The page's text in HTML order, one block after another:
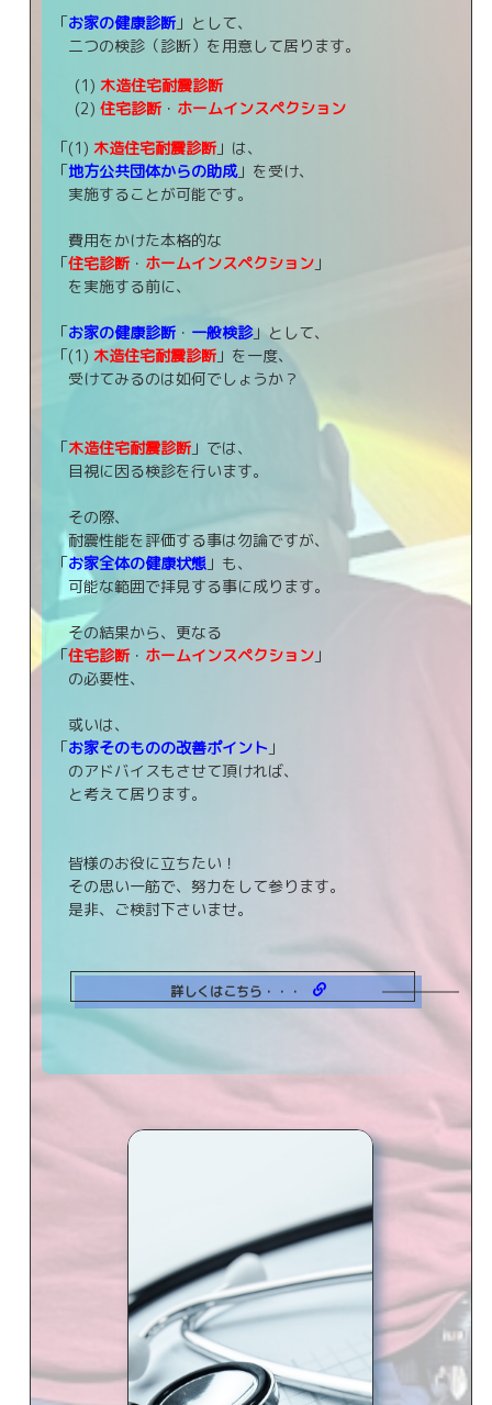
「お家の健康診断」として、
二つの検診（診断）を用意して居ります。
(1) 木造住宅耐震診断
(2) 住宅診断・ ホームインスペクション
「(1) 木造住宅耐震診断」は、
「地方公共団体からの助成」を受け、
実施することが可能です。
費用をかけた本格的な
「住宅診断・ ホームインスペクション」
を実施する前に、
「お家の健康診断・ 一般検診」として、
「(1) 木造住宅耐震診断」を一度、
受けてみるのは如何でしょうか？
「木造住宅耐震診断」では、
目視に因る検診を行います。
その際、
耐震性能を評価する事は勿論ですが、
「お家全体の健康状態」も、
可能な範囲で拝見する事に成ります。
その結果から、更なる
「住宅診断・ ホームインスペクション」
の必要性、
或いは、
「お家そのものの改善ポイント」
のアドバイスもさせて頂ければ、
と考えて居ります。
皆様のお役に立ちたい！
その思い一筋で、努力をして参ります。
是非、ご検討下さいませ。
詳しくはこちら・・・